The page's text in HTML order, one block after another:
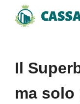
Il
ma solo